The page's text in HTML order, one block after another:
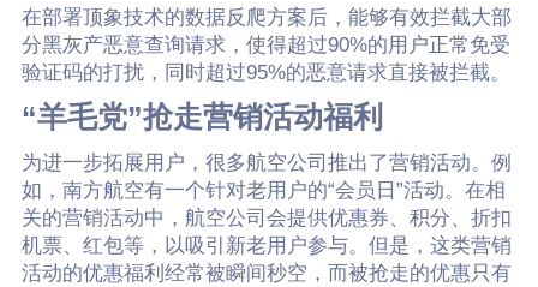
在部署顶象技术的数据反爬方案后，能够有效拦截大部
分黑灰产恶意查询请求，使得超过90%的用户正常免受
验证码的打扰，同时超过95%的恶意请求直接被拦截。
“羊毛党”抢走营销活动福利
为进一步拓展用户，很多航空公司推出了营销活动。例
如，南方航空有一个针对老用户的“会员日”活动。在相
关的营销活动中，航空公司会提供优惠券、积分、折扣
机票、红包等，以吸引新老用户参与。但是，这类营销
活动的优惠福利经常被瞬间秒空，而被抢走的优惠只有